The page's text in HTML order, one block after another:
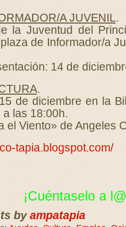
A JUVENIL.
la Juventud del
de Informador/a
14 de
.
de diciembre en la
las 18:00h.
el Viento» de Angeles
tapia.blogspot.com/
¡Cuéntaselo a
byampatapia